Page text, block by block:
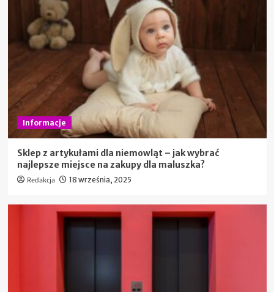
Informacje
Sklep z artykułami dla niemowląt – jak wybrać
najlepsze miejsce na zakupy dla maluszka?
Redakcja 18 września, 2025